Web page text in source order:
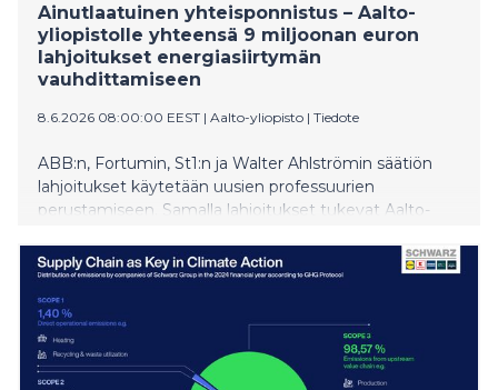
Ainutlaatuinen yhteisponnistus – Aalto-
yliopistolle yhteensä 9 miljoonan euron
lahjoitukset energiasiirtymän
vauhdittamiseen
8.6.2026 08:00:00 EEST | Aalto-yliopisto | Tiedote
ABB:n, Fortumin, St1:n ja Walter Ahlströmin säätiön
lahjoitukset käytetään uusien professuurien
perustamiseen. Samalla lahjoitukset tukevat Aalto-
perustamista.